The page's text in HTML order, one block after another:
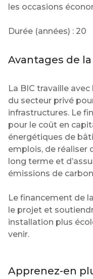
les occasions
Durée (années) : 20
Avantages de
La BIC travaille
du secteur privé
infrastructures. Le
pour le coût en
énergétiques de
emplois, de réaliser
long terme et
émissions de
Le financement de
le projet et
installation plus
venir.
Apprenez-en